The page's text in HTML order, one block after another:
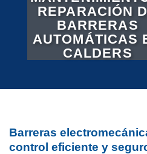
REPARACIÓN
BARRERAS
AUTOMÁTICAS
CALDERS
Barreras
control eficiente y